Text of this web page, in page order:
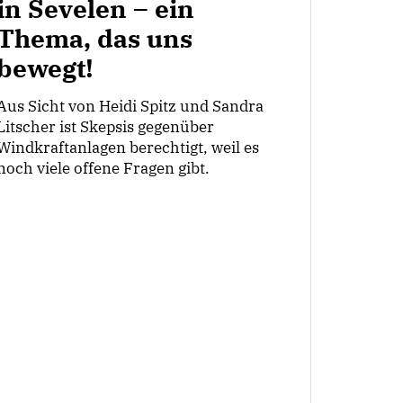
Sevelen – ein
das uns
Sicht von Heidi Spitz und Sandra
ist Skepsis gegenüber
berechtigt, weil es
viele offene Fragen gibt.